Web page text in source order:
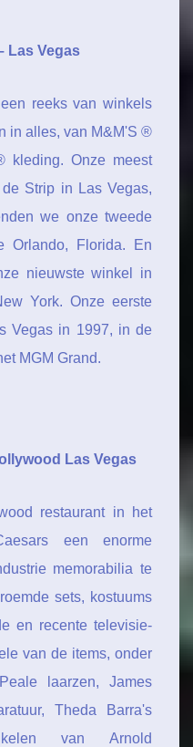
Las Vegas
reeks van winkels
in alles, van M&M'S ®
kleding. Onze meest
Strip in Las Vegas,
we onze tweede
Orlando, Florida. En
nieuwste winkel in
York. Onze eerste
Vegas in 1997, in de
MGM Grand.
Las Vegas
restaurant in het
een enorme
memorabilia te
sets, kostuums
en recente televisie-
van de items, onder
laarzen, James
Theda Barra's
van Arnold